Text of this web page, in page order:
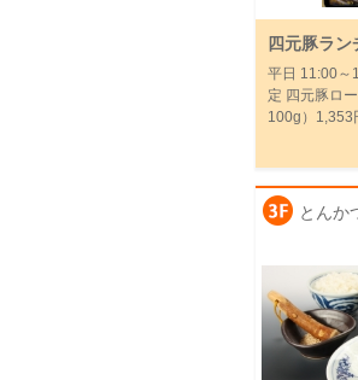
四元豚ラン
平日 11:00～
定 四元豚ロ
100g）1,353
とんか